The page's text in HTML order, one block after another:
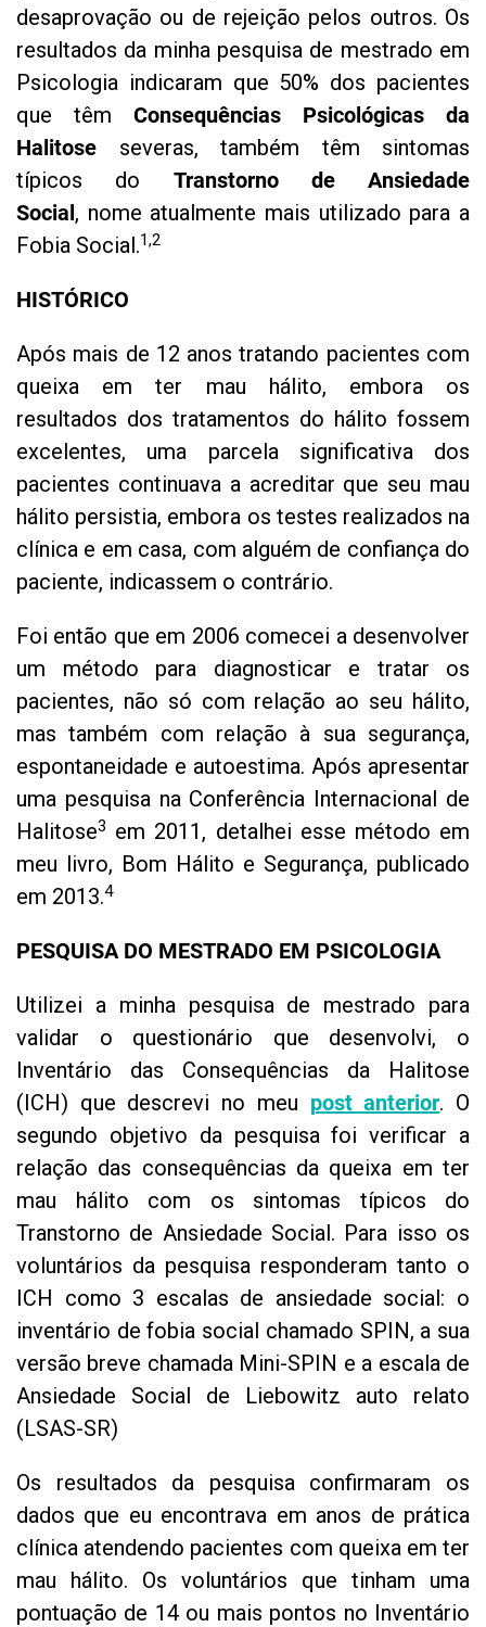
desaprovação ou de rejeição pelos outros. Os
resultados da minha pesquisa de mestrado em
Psicologia indicaram que 50% dos pacientes
que têm Consequências Psicológicas da
Halitose severas, também têm sintomas
típicos do Transtorno de Ansiedade
Social, nome atualmente mais utilizado para a
Fobia Social.1,2
HISTÓRICO
Após mais de 12 anos tratando pacientes com
queixa em ter mau hálito, embora os
resultados dos tratamentos do hálito fossem
excelentes, uma parcela significativa dos
pacientes continuava a acreditar que seu mau
hálito persistia, embora os testes realizados na
clínica e em casa, com alguém de confiança do
paciente, indicassem o contrário.
Foi então que em 2006 comecei a desenvolver
um método para diagnosticar e tratar os
pacientes, não só com relação ao seu hálito,
mas também com relação à sua segurança,
espontaneidade e autoestima. Após apresentar
uma pesquisa na Conferência Internacional de
Halitose3 em 2011, detalhei esse método em
meu livro, Bom Hálito e Segurança, publicado
em 2013.4
PESQUISA DO MESTRADO EM PSICOLOGIA
Utilizei a minha pesquisa de mestrado para
validar o questionário que desenvolvi, o
Inventário das Consequências da Halitose
(ICH) que descrevi no meu post anterior. O
segundo objetivo da pesquisa foi verificar a
relação das consequências da queixa em ter
mau hálito com os sintomas típicos do
Transtorno de Ansiedade Social. Para isso os
voluntários da pesquisa responderam tanto o
ICH como 3 escalas de ansiedade social: o
inventário de fobia social chamado SPIN, a sua
versão breve chamada Mini-SPIN e a escala de
Ansiedade Social de Liebowitz auto relato
(LSAS-SR)
Os resultados da pesquisa confirmaram os
dados que eu encontrava em anos de prática
clínica atendendo pacientes com queixa em ter
mau hálito. Os voluntários que tinham uma
pontuação de 14 ou mais pontos no Inventário